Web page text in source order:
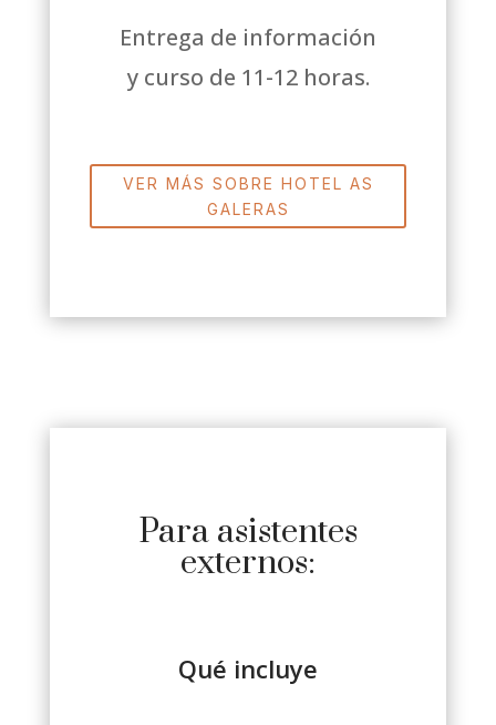
Entrega de información
y curso de 11-12 horas.
VER MÁS SOBRE HOTEL AS
GALERAS
Para asistentes
externos:
Qué incluye